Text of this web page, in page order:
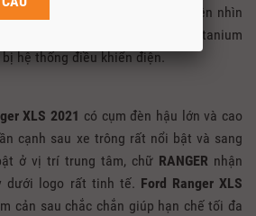
xe được trang bị 2 mang cá 2 bên nhìn
hậu xe được sơn mạ màu Titanium
hệ thống điều khiển điện.
XLS 2021 có cụm đèn hậu lớn và cao
cạnh sau xe trông rất nổi bật và sang
ở vị trí trung tâm, chữ RANGER nhận
dưới logo rất tinh tế. Ford Ranger XLS
cản sau chắc chắn giúp hạn chế tối đa